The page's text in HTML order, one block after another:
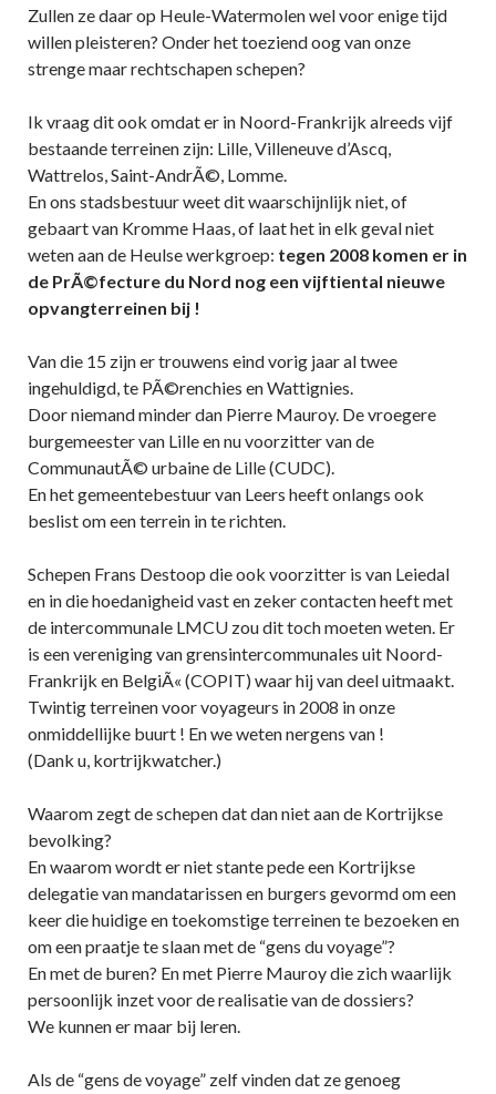
Zullen ze daar op Heule-Watermolen wel voor enige tijd
willen pleisteren? Onder het toeziend oog van onze
strenge maar rechtschapen schepen?
Ik vraag dit ook omdat er in Noord-Frankrijk alreeds vijf
bestaande terreinen zijn: Lille, Villeneuve d’Ascq,
Wattrelos, Saint-AndrÃ©, Lomme.
En ons stadsbestuur weet dit waarschijnlijk niet, of
gebaart van Kromme Haas, of laat het in elk geval niet
weten aan de Heulse werkgroep: tegen 2008 komen er in
de PrÃ©fecture du Nord nog een vijftiental nieuwe
opvangterreinen bij !
Van die 15 zijn er trouwens eind vorig jaar al twee
ingehuldigd, te PÃ©renchies en Wattignies.
Door niemand minder dan Pierre Mauroy. De vroegere
burgemeester van Lille en nu voorzitter van de
CommunautÃ© urbaine de Lille (CUDC).
En het gemeentebestuur van Leers heeft onlangs ook
beslist om een terrein in te richten.
Schepen Frans Destoop die ook voorzitter is van Leiedal
en in die hoedanigheid vast en zeker contacten heeft met
de intercommunale LMCU zou dit toch moeten weten. Er
is een vereniging van grensintercommunales uit Noord-
Frankrijk en BelgiÃ« (COPIT) waar hij van deel uitmaakt.
Twintig terreinen voor voyageurs in 2008 in onze
onmiddellijke buurt ! En we weten nergens van !
(Dank u, kortrijkwatcher.)
Waarom zegt de schepen dat dan niet aan de Kortrijkse
bevolking?
En waarom wordt er niet stante pede een Kortrijkse
delegatie van mandatarissen en burgers gevormd om een
keer die huidige en toekomstige terreinen te bezoeken en
om een praatje te slaan met de “gens du voyage”?
En met de buren? En met Pierre Mauroy die zich waarlijk
persoonlijk inzet voor de realisatie van de dossiers?
We kunnen er maar bij leren.
Als de “gens de voyage” zelf vinden dat ze genoeg